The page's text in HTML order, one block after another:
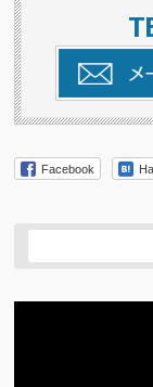
Facebook